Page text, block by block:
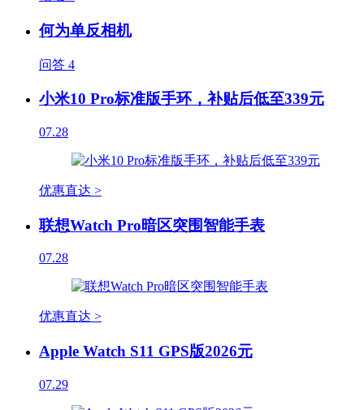
何为单反相机
问答 4
小米10 Pro标准版手环，补贴后低至339元
07.28
优惠直达 >
联想Watch Pro暗区突围智能手表
07.28
优惠直达 >
Apple Watch S11 GPS版2026元
07.29